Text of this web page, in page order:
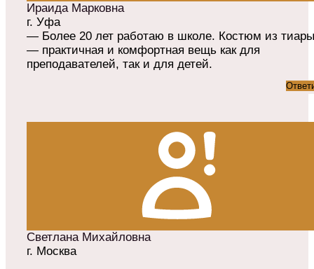
Ираида Марковна
г. Уфа
— Более 20 лет работаю в школе. Костюм из тиары
— практичная и комфортная вещь как для
преподавателей, так и для детей.
Светлана Михайловна
г. Москва